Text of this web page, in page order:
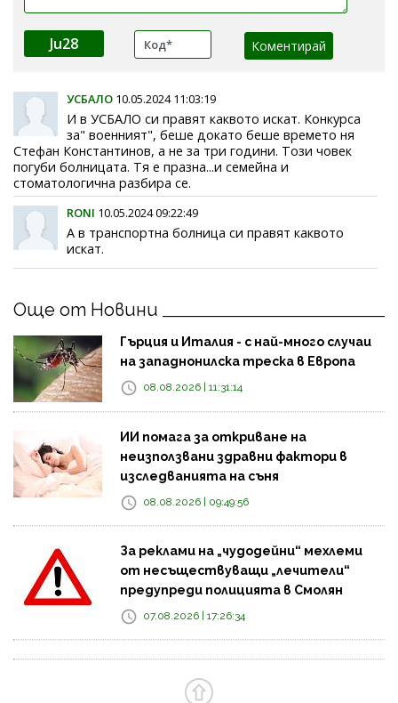
Ju28
УСБАЛО 10.05.2024 11:03:19
И в УСБАЛО си правят каквото искат. Конкурса
за" военният", беше докато беше времето ня
Стефан Константинов, а не за три години. Този човек
погуби болницата. Тя е празна...и семейна и
стоматологична разбира се.
RONI 10.05.2024 09:22:49
А в транспортна болница си правят каквото
искат.
Още от Новини
Гърция и Италия - с най-много случаи
на западнонилска треска в Европа
08.08.2026 | 11:31:14
ИИ помага за откриване на
неизползвани здравни фактори в
изследванията на съня
08.08.2026 | 09:49:56
За реклами на „чудодейни“ мехлеми
от несъществуващи „лечители“
предупреди полицията в Смолян
07.08.2026 | 17:26:34